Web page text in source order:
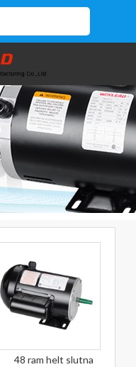
48 ram helt slutna